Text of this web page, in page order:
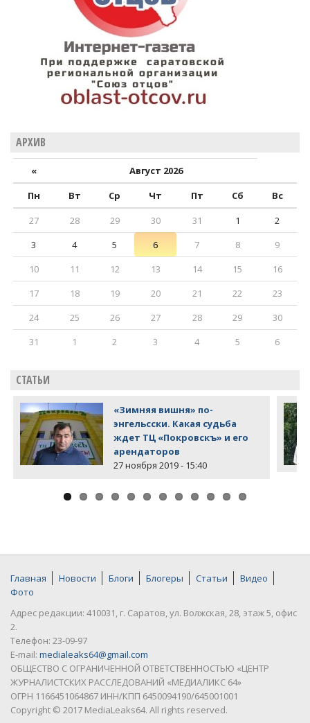
АРХИВ
«
Август 2026
Пн
Вт Ср Чт Пт Сб
Вс
27
28 29 30 31 1
2
3
4 5 6 7 8
9
10
11 12 13 14 15
16
17
18 19 20 21 22
23
24
25 26 27 28 29
30
31
1 2 3 4 5 6
СТАТЬИ
«Зимняя вишня» по-
энгельсски. Какая судьба
ждет ТЦ «Покровскъ» и его
арендаторов
27 ноября 2019 - 15:40
Главная Новости Блоги Блогеры Статьи
Видео
Фото
Адрес редакции: 410031, г. Саратов, ул. Волжская, 28, этаж 5, офис
2.
Телефон: 23-09-97
E-mail: medialeaks64@gmail.com
ОБЩЕСТВО С ОГРАНИЧЕННОЙ ОТВЕТСТВЕННОСТЬЮ «ЦЕНТР
ЖУРНАЛИСТСКИХ РАССЛЕДОВАНИЙ «МЕДИАЛИКС 64»
ОГРН 1166451064867 ИНН/КПП 6450094190/645001001
Copyright © 2017 MediaLeaks64. All rights reserved.